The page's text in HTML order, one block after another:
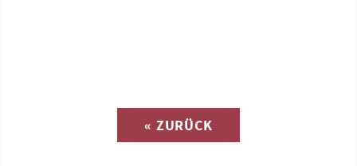
« ZURÜCK